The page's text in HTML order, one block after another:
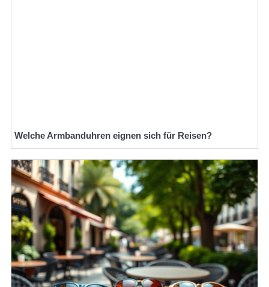
Welche Armbanduhren eignen sich für Reisen?